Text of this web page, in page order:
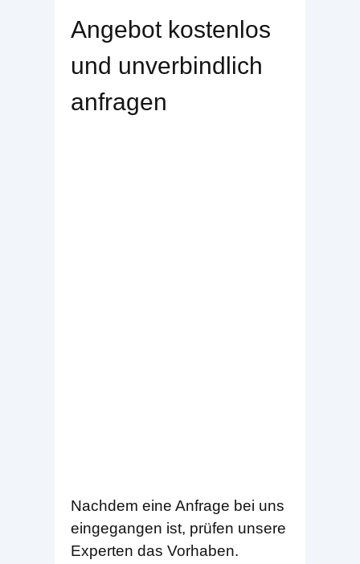
Angebot kostenlos
und unverbindlich
anfragen
Nachdem eine Anfrage bei uns
eingegangen ist, prüfen unsere
Experten das Vorhaben.